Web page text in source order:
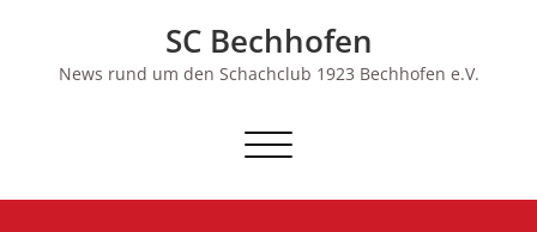
SC Bechhofen
News rund um den Schachclub 1923 Bechhofen e.V.
Schalte